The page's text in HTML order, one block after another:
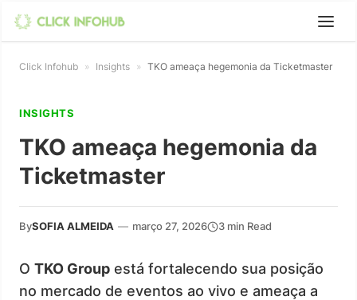
Click Infohub » Insights » TKO ameaça hegemonia da Ticketmaster
INSIGHTS
TKO ameaça hegemonia da
Ticketmaster
BySOFIA ALMEIDA — março 27, 2026 3 min Read
O TKO Group está fortalecendo sua posição
no mercado de eventos ao vivo e ameaça a